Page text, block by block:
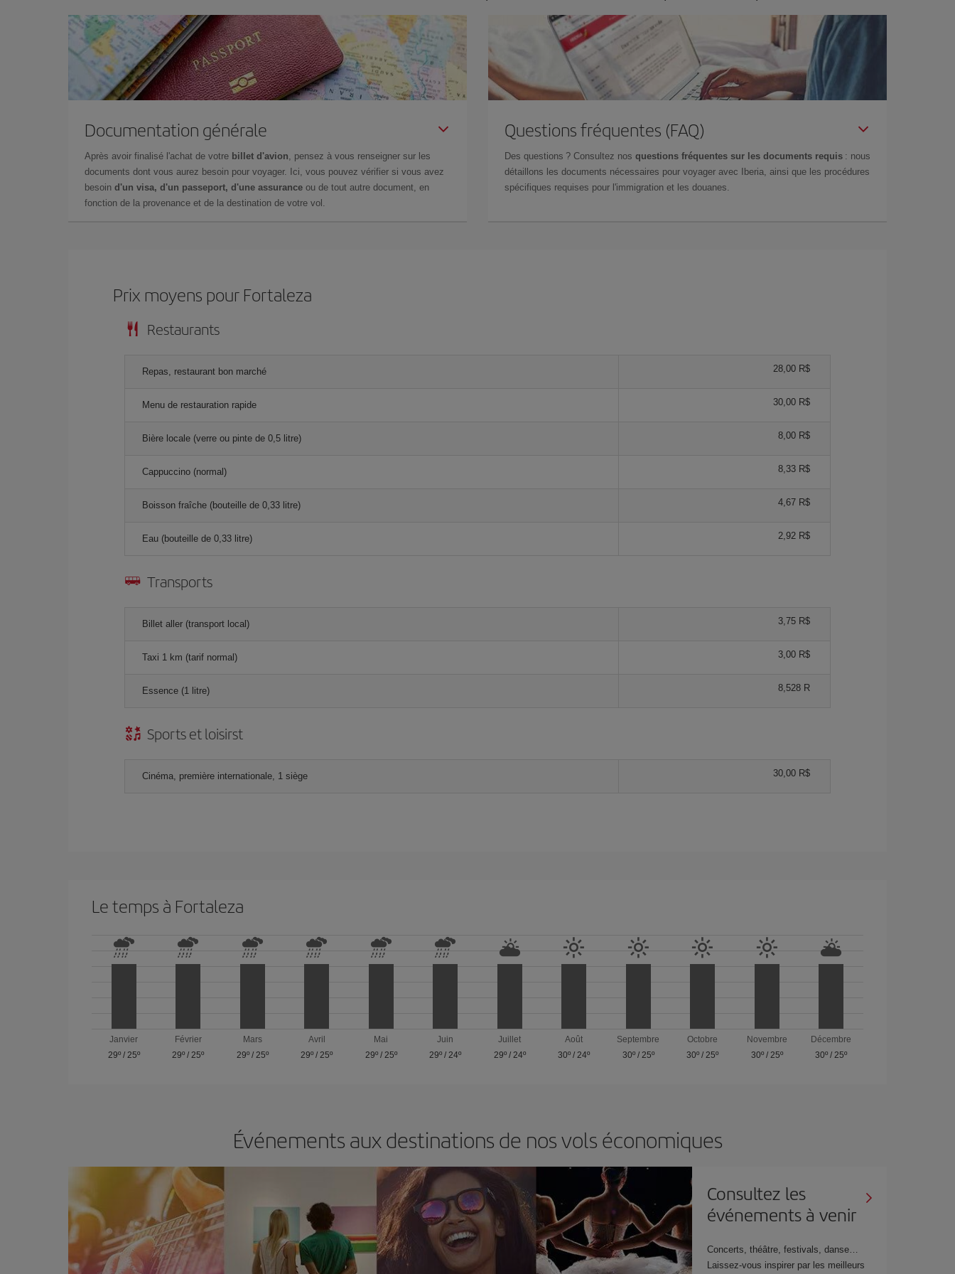
Documentation générale
Après avoir finalisé l'achat de votre billet d'avion , pensez à vous renseigner sur les
documents dont vous aurez besoin pour voyager. Ici, vous pouvez vérifier si vous avez
besoin d'un visa, d'un passeport, d'une assurance ou de tout autre document, en
fonction de la provenance et de la destination de votre vol.
Questions fréquentes (FAQ)
Des questions ? Consultez nos questions fréquentes sur les documents requis : nous
détaillons les documents nécessaires pour voyager avec Iberia, ainsi que les procédures
spécifiques requises pour l'immigration et les douanes.
Prix ​​moyens pour Fortaleza
Restaurants
Repas, restaurant bon marché 28,00 R$
Menu de restauration rapide 30,00 R$
Bière locale (verre ou pinte de 0,5 litre) 8,00 R$
Cappuccino (normal) 8,33 R$
Boisson fraîche (bouteille de 0,33 litre) 4,67 R$
Eau (bouteille de 0,33 litre) 2,92 R$
Transports
Billet aller (transport local) 3,75 R$
Taxi 1 km (tarif normal) 3,00 R$
Essence (1 litre) 8,528 R
Sports et loisirst
Cinéma, première internationale, 1 siège 30,00 R$
Le temps à Fortaleza
Janvier
29º/ 25º
Février
29º / 25º
Mars
29º/ 25º
Avril
29º / 25º
Mai
29º/ 25º
Juin
29º / 24º
Juillet
29º/ 24º
Août
30º / 24º
Septembre
30º/ 25º
Octobre
30º / 25º
Novembre
30º/ 25º
Décembre
30º / 25º
Événements aux destinations de nos vols économiques
Consultez les
événements à venir
Concerts, théâtre, festivals, danse…
Laissez-vous inspirer par les meilleurs